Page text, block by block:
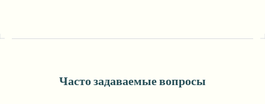
Часто задаваемые вопросы